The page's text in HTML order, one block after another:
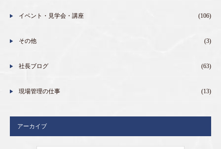
イベント・見学会・講座 (106)
その他 (3)
社長ブログ (63)
現場管理の仕事 (13)
アーカイブ